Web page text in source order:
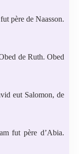
père de Naasson.
de Ruth. Obed
eut Salomon, de
fut père d’Abia.